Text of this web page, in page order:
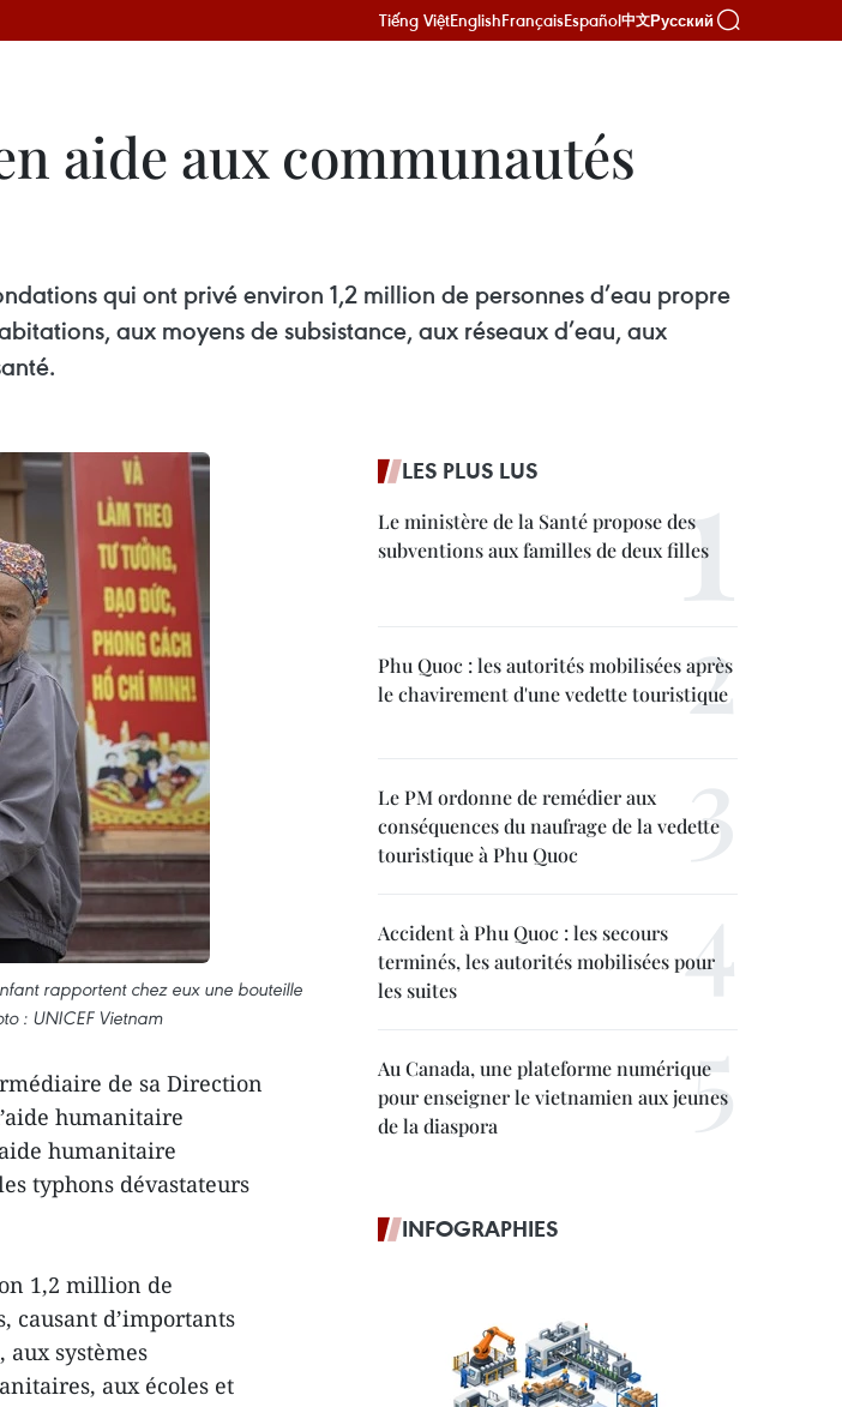
Tiếng ViệtEnglishFrançaisEspañol中文Русский
aide aux communautés
qui ont privé environ 1,2 million de personnes d’eau propre
aux moyens de subsistance, aux réseaux d’eau, aux
rapportent chez eux une bouteille
: UNICEF Vietnam
de sa Direction
humanitaire
humanitaire
typhons dévastateurs
1,2 million de
causant d’importants
aux systèmes
aux écoles et
LES PLUS LUS
Le ministère de la Santé propose des
subventions aux familles de deux filles
Phu Quoc : les autorités mobilisées après
le chavirement d'une vedette touristique
Le PM ordonne de remédier aux
conséquences du naufrage de la vedette
touristique à Phu Quoc
Accident à Phu Quoc : les secours
terminés, les autorités mobilisées pour
les suites
Au Canada, une plateforme numérique
pour enseigner le vietnamien aux jeunes
de la diaspora
INFOGRAPHIES